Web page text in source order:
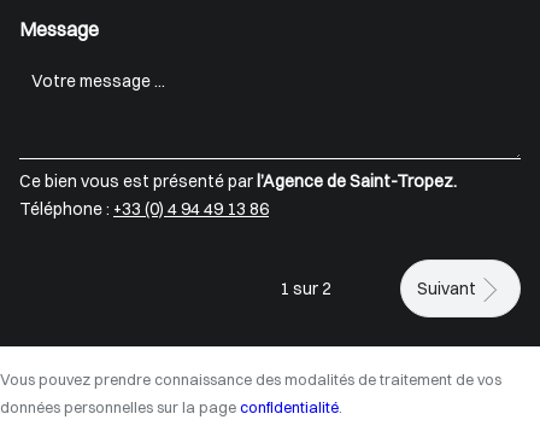
Message
Ce bien vous est présenté par l’Agence de Saint-Tropez.
Téléphone : +33 (0) 4 94 49 13 86
1 sur 2 Suivant
Vous pouvez prendre connaissance des modalités de traitement de vos
données personnelles sur la page confidentialité.